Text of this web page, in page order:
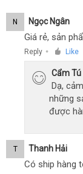
N Ngọc Ngân
Giá rẻ, sản
Reply ● Like
Cẩm Tú
Dạ,
những
được
T Thanh Hải
Có ship hàng